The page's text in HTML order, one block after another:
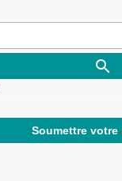
Soumettre votre